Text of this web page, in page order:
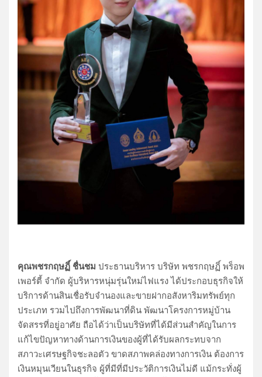
คุณพชรกฤษฏิ์ ชื่นชม ประธานบริหาร บริษัท พชรกฤษฏิ์ พร็อพ
เพอร์ตี้ จำกัด ผู้บริหารหนุ่มรุ่นใหม่ไฟแรง ได้ประกอบธุรกิจให้
บริการด้านสินเชื่อรับจำนองและขายฝากอสังหาริมทรัพย์ทุก
ประเภท รวมไปถึงการพัฒนาที่ดิน พัฒนาโครงการหมู่บ้าน
จัดสรรที่อยู่อาศัย ถือได้ว่าเป็นบริษัทที่ได้มีส่วนสำคัญในการ
แก้ไขปัญหาทางด้านการเงินของผู้ที่ได้รับผลกระทบจาก
สภาวะเศรษฐกิจชะลอตัว ขาดสภาพคล่องทางการเงิน ต้องการ
เงินหมุนเวียนในธุรกิจ ผู้ที่มีที่มีประวัติการเงินไม่ดี แม้กระทั่งผู้